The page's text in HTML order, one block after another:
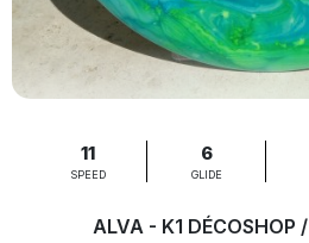
11
SPEED
6
GLIDE
ALVA - K1 DÉCOSHOP